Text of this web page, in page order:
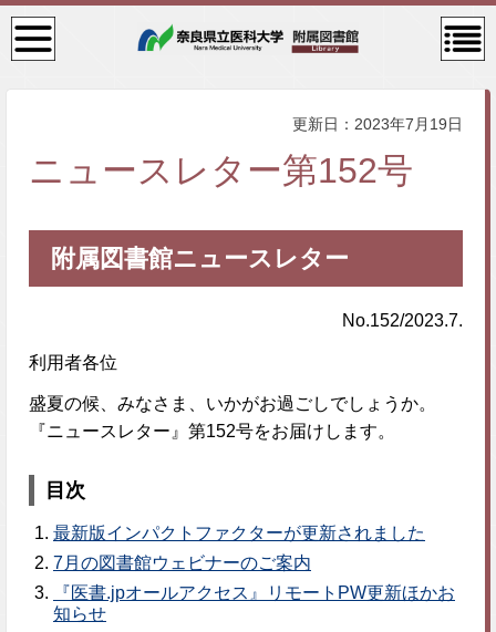
検
索・
メニ
コン
テン
ニュ
更新日：2023年7月19日
ニュースレター第152号
附属図書館ニュースレター
No.152/2023.7.
利用者各位
盛夏の候、みなさま、いかがお過ごしでしょうか。
『ニュースレター』第152号をお届けします。
目次
最新版インパクトファクターが更新されました
7月の図書館ウェビナーのご案内
『医書.jpオールアクセス』リモートPW更新ほかお
知らせ